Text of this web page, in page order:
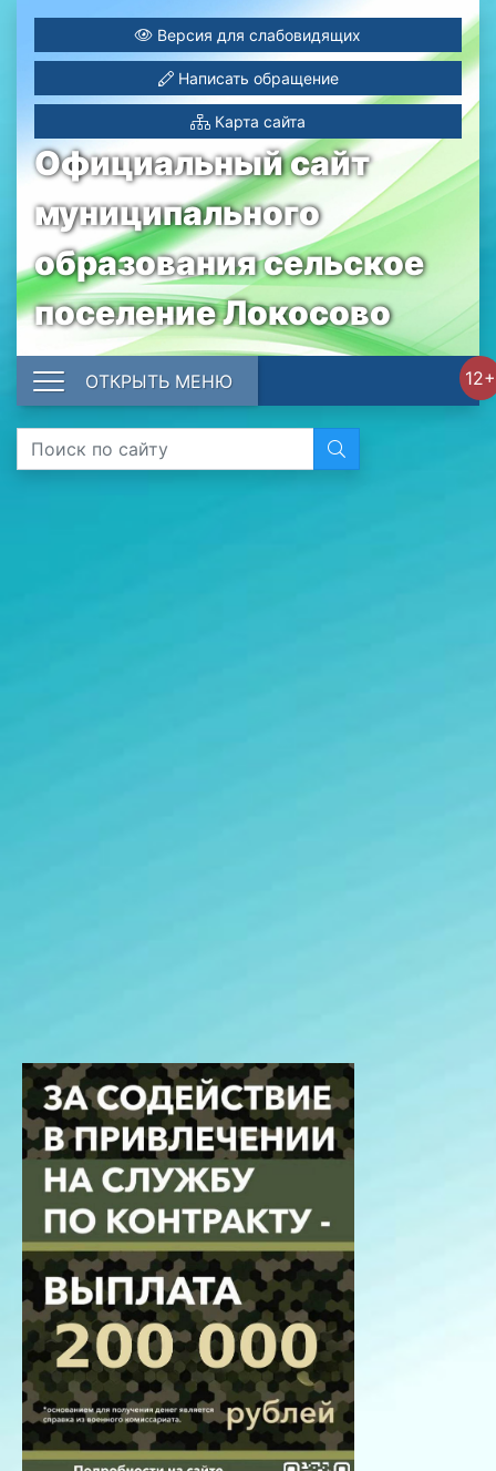
Официальный сайт
муниципального
образования сельское
поселение Локосово
Версия для слабовидящих
Написать обращение
Карта сайта
12+
ОТКРЫТЬ МЕНЮ